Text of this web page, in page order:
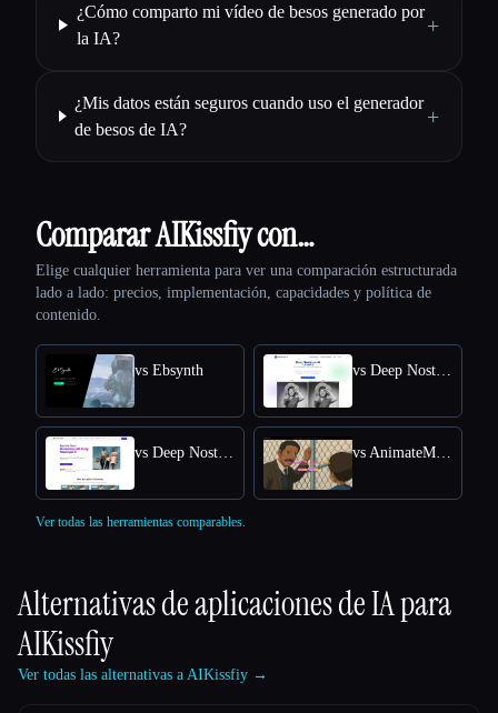
¿Cómo comparto mi vídeo de besos generado por
la IA?
+
¿Mis datos están seguros cuando uso el generador
de besos de IA?
+
Comparar AIKissfiy con…
Elige cualquier herramienta para ver una comparación estructurada
lado a lado: precios, implementación, capacidades y política de
contenido.
vs Ebsynth
Ver todas las herramientas comparables.
Alternativas de aplicaciones de IA para
AIKissfiy
Ver todas las alternativas a AIKissfiy →